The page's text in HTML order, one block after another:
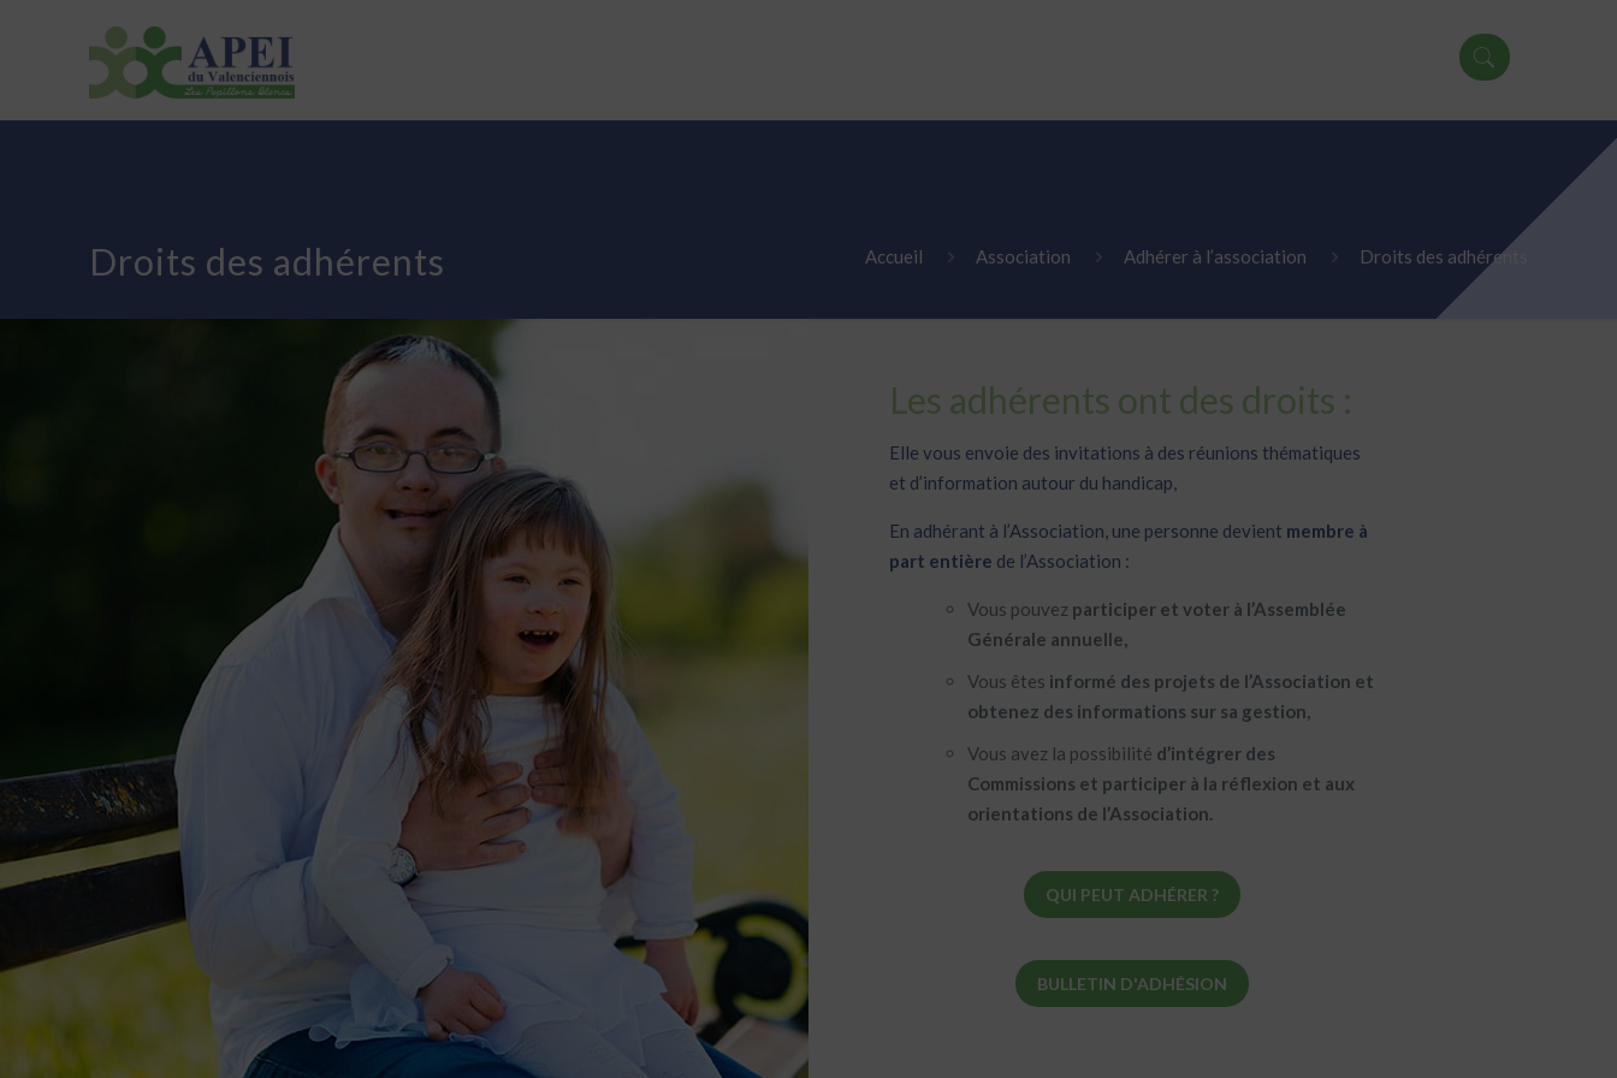
Droits des adhérents Accueil Association Adhérer à l’association Droits des adhérents
Les adhérents ont des droits :
Elle vous envoie des invitations à des réunions thématiques
et d’information autour du handicap,
En adhérant à l’Association, une personne devient membre à
part entière de l’Association :
Vous pouvez participer et voter à l’Assemblée
Générale annuelle,
Vous êtes informé des projets de l’Association et
obtenez des informations sur sa gestion,
Vous avez la possibilité d’intégrer des
Commissions et participer à la réflexion et aux
orientations de l’Association.
QUI PEUT ADHÉRER ?
BULLETIN D'ADHÉSION